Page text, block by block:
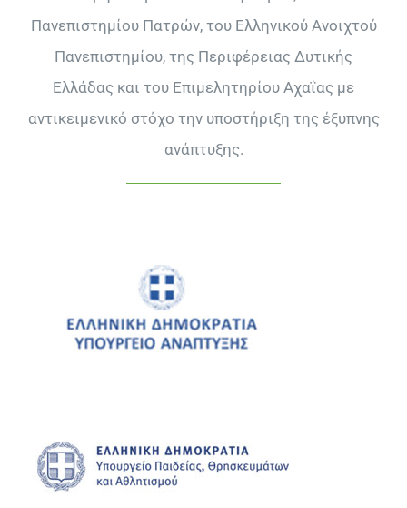
Πανεπιστημίου Πατρών, του Ελληνικού Ανοιχτού
Πανεπιστημίου, της Περιφέρειας ∆υτικής
Ελλάδας και του Επιμελητηρίου Αχαΐας με
αντικειμενικό στόχο την υποστήριξη της έξυπνης
ανάπτυξης.